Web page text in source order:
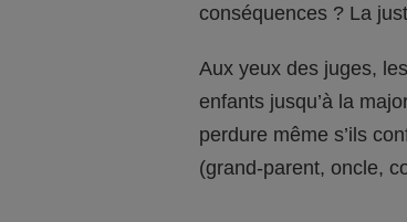
conséquences ? La
Aux yeux des juges,
enfants jusqu’à la
perdure même s’ils
(grand-parent, oncle,